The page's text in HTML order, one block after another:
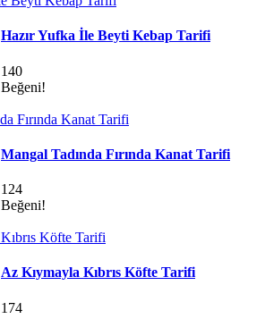
Hazır Yufka İle Beyti Kebap Tarifi
140
Beğeni!
Mangal Tadında Fırında Kanat Tarifi
124
Beğeni!
Az Kıymayla Kıbrıs Köfte Tarifi
174